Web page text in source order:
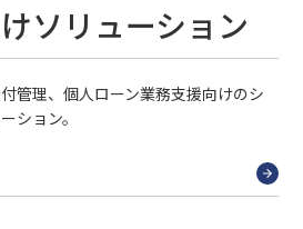
ソリューション
管理、個人ローン業務支援向けのシ
ション。